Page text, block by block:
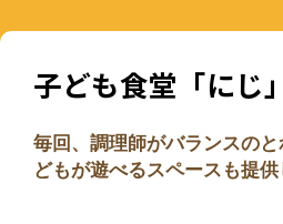
子ども食堂「にじ」
毎回、調理師がバランスの
どもが遊べるスペースも提